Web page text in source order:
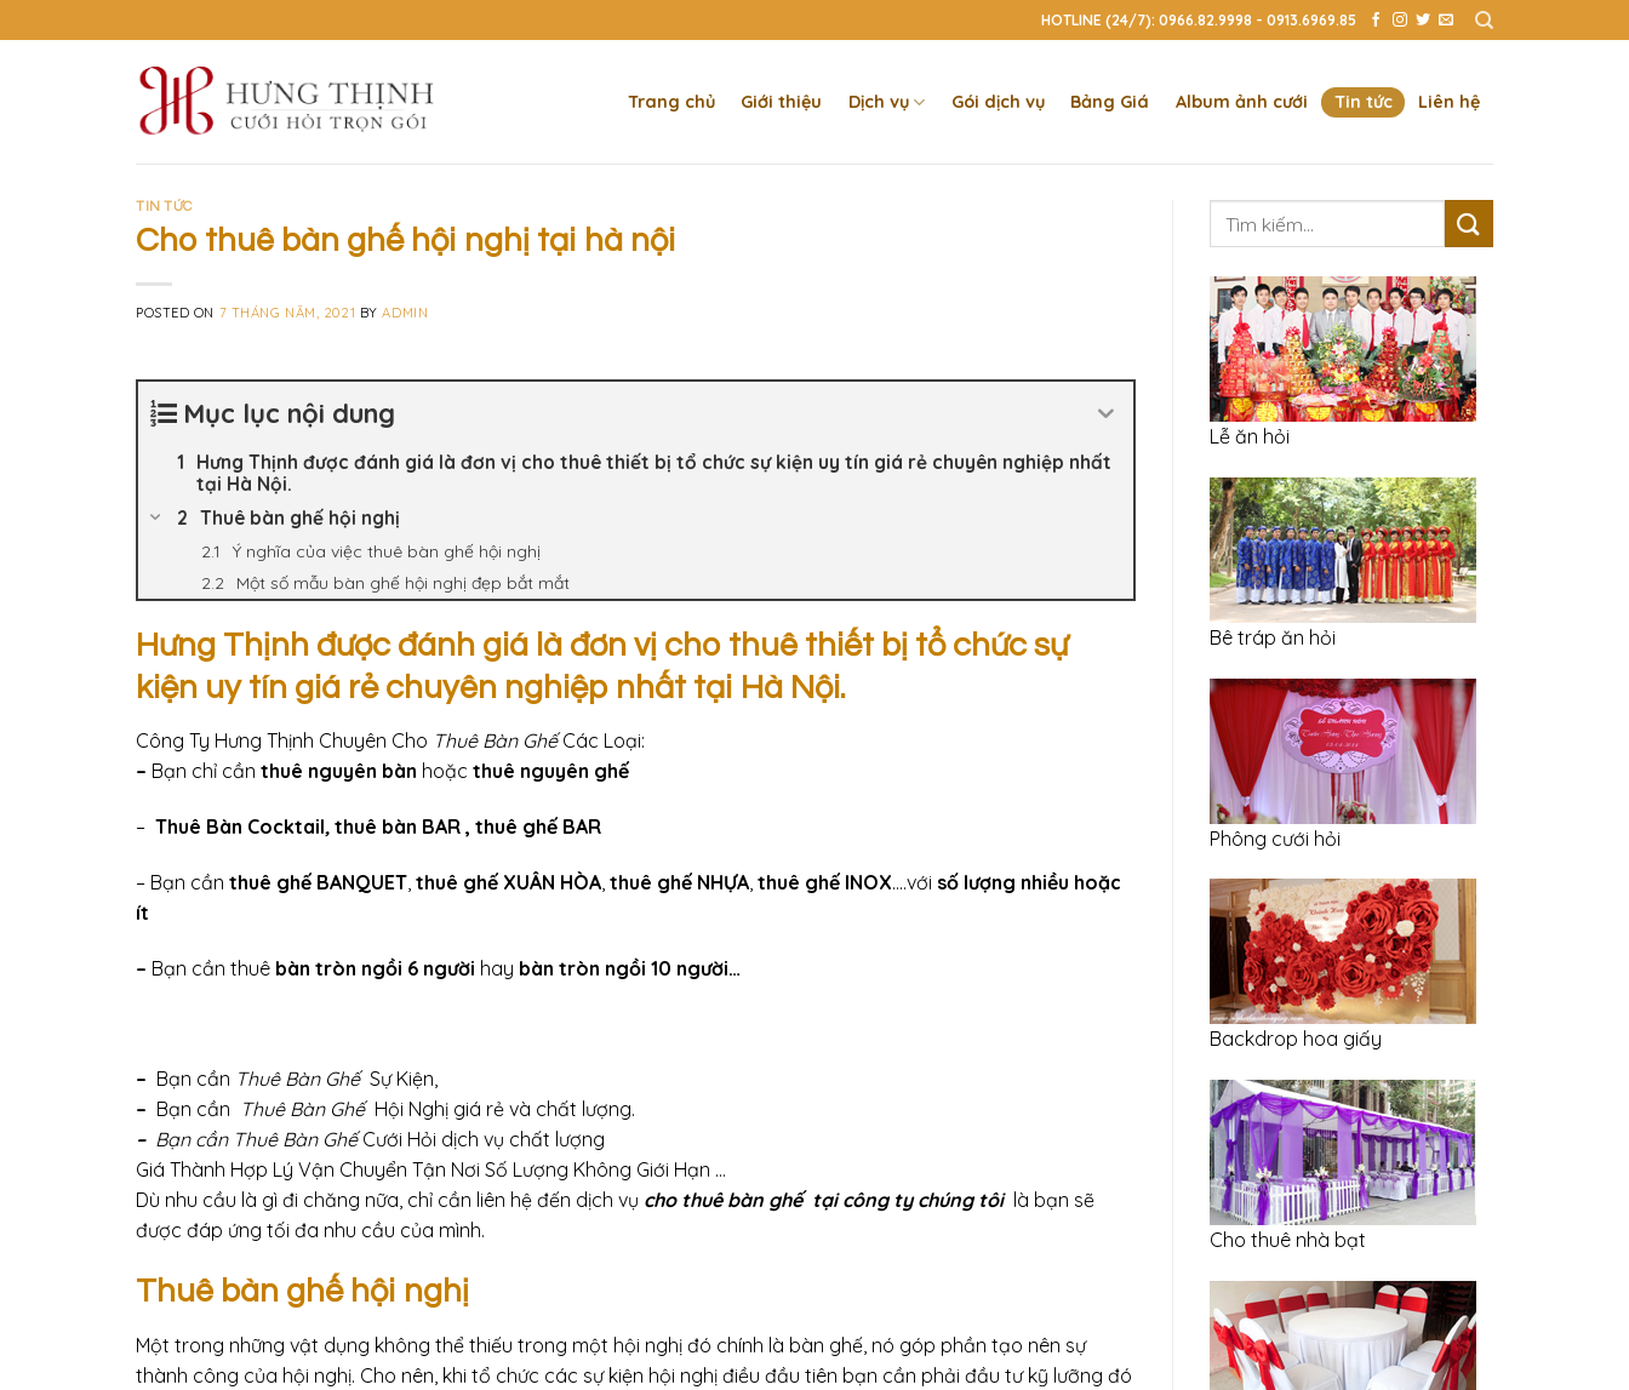
to
HOTLINE (24/7): 0966.82.9998 - 0913.6969.85
Trang chủ Giới thiệu Dịch vụ Gói dịch vụ Bảng Giá Album ảnh cưới Tin tức Liên hệ
TIN TỨC
Cho thuê bàn ghế hội nghị tại hà nội
POSTED ON 7 THÁNG NĂM, 2021 BYADMIN
Mục lục nội dung
Hưng Thịnh được đánh giá là đơn vị cho thuê thiết bị tổ chức sự kiện uy tín giá rẻ chuyên nghiệp nhất
tại Hà Nội.
Thuê bàn ghế hội nghị
Ý nghĩa của việc thuê bàn ghế hội nghị
Một số mẫu bàn ghế hội nghị đẹp bắt mắt
Hưng Thịnh được đánh giá là đơn vị cho thuê thiết bị tổ chức sự
kiện uy tín giá rẻ chuyên nghiệp nhất tại Hà Nội.
Công Ty Hưng Thịnh Chuyên Cho Thuê Bàn GhếCác Loại:
– Bạn chỉ cần thuê nguyên bàn hoặc thuê nguyên ghế
– Thuê Bàn Cocktail, thuê bàn BAR , thuê ghế BAR
– Bạn cần thuê ghế BANQUET thuê ghế XUÂN HÒA thuê ghế NHỰA thuê ghế INOX….với số lượng nhiều hoặc
ít
– Bạn cần thuê bàn tròn ngồi 6 người hay bàn tròn ngồi 10 người…
– Bạn cần Thuê Bàn Ghế Sự Kiện,
– Bạn cần Thuê Bàn Ghế Hội Nghị giá rẻ và chất lượng.
–Bạn cần Thuê Bàn GhếCưới Hỏi dịch vụ chất lượng
Giá Thành Hợp Lý Vận Chuyển Tận Nơi Số Lượng Không Giới Hạn …
Dù nhu cầu là gì đi chăng nữa, chỉ cần liên hệ đến dịch vụ cho thuê bàn ghế tại công ty chúng tôi là bạn sẽ
được đáp ứng tối đa nhu cầu của mình.
Thuê bàn ghế hội nghị
Một trong những vật dụng không thể thiếu trong một hội nghị đó chính là bàn ghế, nó góp phần tạo nên sự
thành công của hội nghị. Cho nên, khi tổ chức các sự kiện hội nghị điều đầu tiên bạn cần phải đầu tư kỹ lưỡng đó
Lễ ăn hỏi
Bê tráp ăn hỏi
Phông cưới hỏi
Backdrop hoa giấy
Cho thuê nhà bạt